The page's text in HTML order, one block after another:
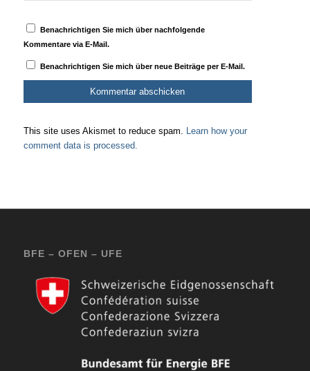
Benachrichtigen Sie mich über nachfolgende
Kommentare via E-Mail.
Benachrichtigen Sie mich über neue Beiträge per E-Mail.
This site uses Akismet to reduce spam. Learn how your
comment data is processed.
BFE – OFEN – UFE